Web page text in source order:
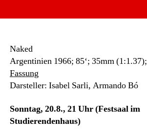
Naked
Argentinien 1966; 85‘; 35mm (1:1.37);
Fassung
Darsteller: Isabel Sarli, Armando Bó
Sonntag, 20.8., 21 Uhr (Festsaal im
Studierendenhaus)